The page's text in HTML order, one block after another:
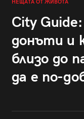
НЕЩАТА ОТ ЖИВОТА
City
донъти и
близо до
да е по-